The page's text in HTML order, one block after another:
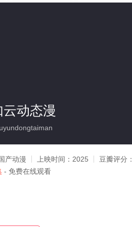
动态漫
产动漫 上映时间： 2025 豆瓣评分：
- 免费在线观看